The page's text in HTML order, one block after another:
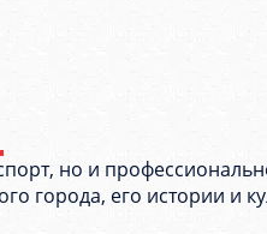
но и
города, его истории и